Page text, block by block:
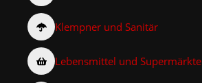
Klempner und Sanitär
Lebensmittel und Supermärkte